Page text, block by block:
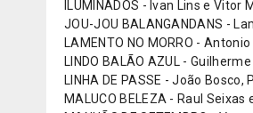
ILUMINADOS - Ivan Lins e Vitor
JOU-JOU BALANGANDANS -
LAMENTO NO MORRO -
LINDO BALÃO AZUL -
LINHA DE PASSE - João
MALUCO BELEZA - Raul Seixas